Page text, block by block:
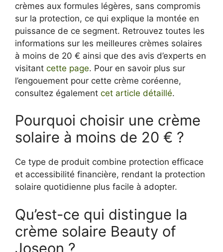
crèmes aux formules légères, sans compromis
sur la protection, ce qui explique la montée en
puissance de ce segment. Retrouvez toutes les
informations sur les meilleures crèmes solaires
à moins de 20 € ainsi que des avis d’experts en
visitant cette page. Pour en savoir plus sur
l’engouement pour cette crème coréenne,
consultez également cet article détaillé.
Pourquoi choisir une crème
solaire à moins de 20 € ?
Ce type de produit combine protection efficace
et accessibilité financière, rendant la protection
solaire quotidienne plus facile à adopter.
Qu’est-ce qui distingue la
crème solaire Beauty of
Joseon ?